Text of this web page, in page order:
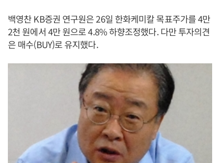
백영찬 KB증권 연구원은 26일 한화케미칼 목표주가를 4만
2천 원에서 4만 원으로 4.8% 하향조정했다. 다만 투자의견
은 매수(BUY)로 유지했다.